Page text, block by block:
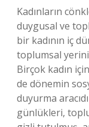
Kadınların
duygusal ve
bir kadının iç
toplumsal
Birçok kadın
de dönemin
duyurma
günlükleri,